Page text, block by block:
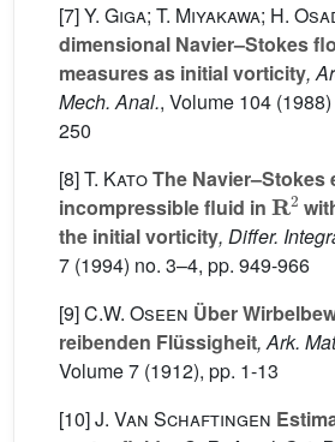
[7]Y. Giga; T. Miyakawa; H.
dimensional Navier–Stokes
measures as initial vorticity,
Mech. Anal., Volume 104
250
[8]T. KatoThe Navier–Stokes
incompressible fluid in
R2
the initial vorticity, Differ.
7 (1994) no. 3–4, pp. 949-966
[9]C.W. Oseen Über
reibenden Flüssigheit, Ark.
Volume 7 (1912), pp. 1-13
[10]J. Van Schaftingen